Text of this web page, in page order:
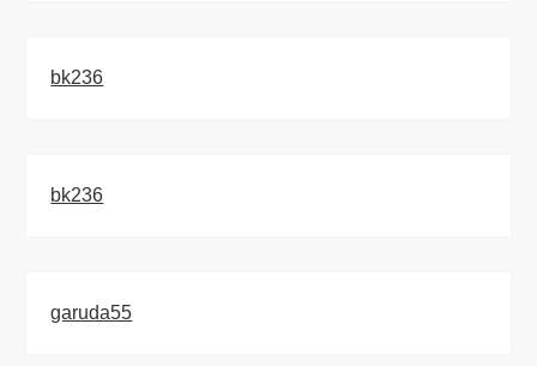
bk236
bk236
garuda55